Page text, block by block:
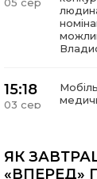
15:18
03 сер
09:27
03 сер
ВПО
за
ЯК
«ВПЕРЕД»